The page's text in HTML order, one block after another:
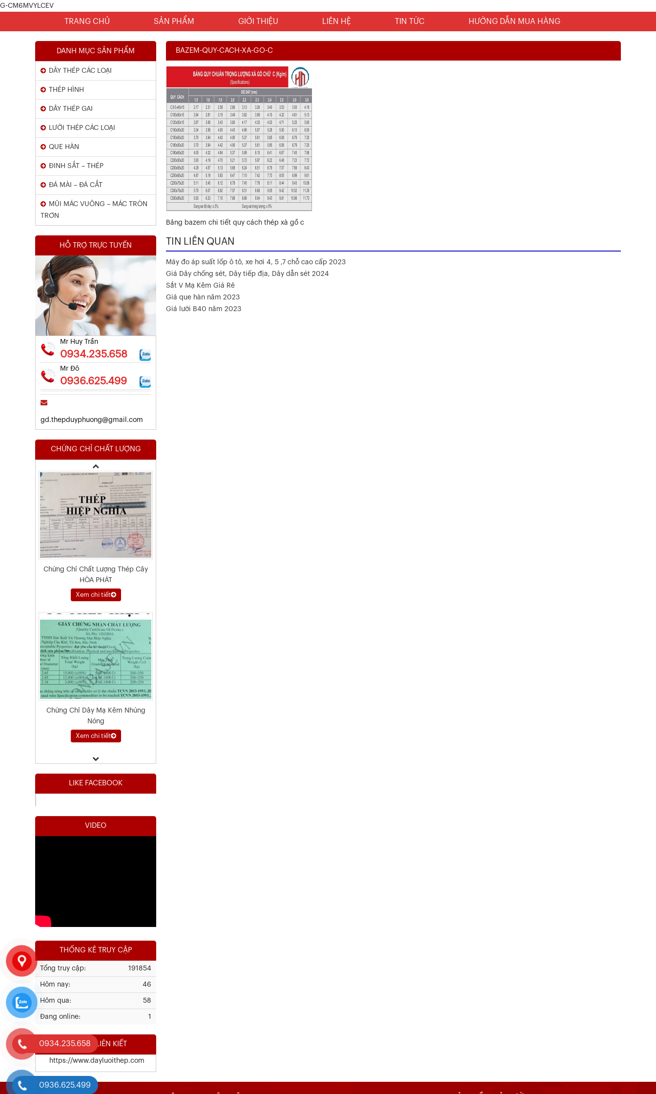
G-CM6MVYLCEV
TRANG CHỦ SẢN PHẨM GIỚI THIỆU LIÊN HỆ TIN TỨC HƯỚNG DẪN MUA HÀNG
BAZEM-QUY-CACH-XA-GO-C
Bảng bazem chi tiết quy cách thép xà gồ c
TIN LIÊN QUAN
Máy đo áp suất lốp ô tô, xe hơi 4, 5 ,7 chỗ cao cấp 2023
Giá Dây chống sét, Dây tiếp địa, Dây dẫn sét 2024
Sắt V Mạ Kẽm Giá Rẻ
Giá que hàn năm 2023
Giá lưới B40 năm 2023
DANH MỤC SẢN PHẨM
DÂY THÉP CÁC LOẠI
THÉP HÌNH
DÂY THÉP GAI
LƯỚI THÉP CÁC LOẠI
QUE HÀN
ĐINH SẮT – THÉP
ĐÁ MÀI – ĐÁ CẮT
MŨI MÁC VUÔNG – MÁC TRÒN
TRƠN
HỖ TRỢ TRỰC TUYẾN
Mr Huy Trần
0934.235.658
Mr Đô
0936.625.499
gd.thepduyphuong@gmail.com
CHỨNG CHỈ CHẤT LƯỢNG
Chứng Chỉ Dây Mạ Kẽm Nhúng
Nóng
Kết Quả Thử Nghiệm Lưới Tô Tường
Xem chi tiết
Kết Quả Thử Nghiệm Lưới Tô Tường
Chứng Chỉ Chất Lượng Thép Cây
HÒA PHÁT
Xem chi tiết
Chứng Chỉ Dây Mạ Kẽm Nhúng
Nóng
Xem chi tiết
Kết Quả Thử Nghiệm Lưới Tô Tường
Xem chi tiết
LIKE FACEBOOK
VIDEO
THỐNG KÊ TRUY CẬP
191854
Tổng truy cập:
46
Hôm nay:
58
Hôm qua:
1
Đang online:
WEBSITE LIÊN KIẾT
https://www.dayluoithep.com
0934.235.658
0936.625.499